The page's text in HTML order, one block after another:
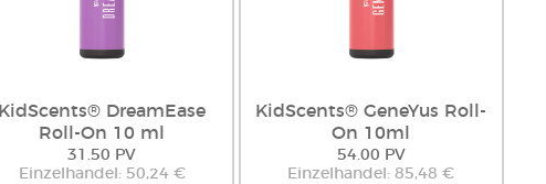
KidScents® DreamEase
Roll-On 10 ml
31.50 PV
Einzelhandel: 50,24 €
KidScents® GeneYus Roll-
On 10ml
54.00 PV
Einzelhandel: 85,48 €